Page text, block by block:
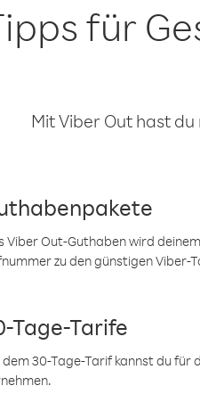
für
Mit Viber Out hast
Viber Out-Guthaben wird
zu den günstigen Viber-
Tage-Tarife
dem 30-Tage-Tarif kannst du für